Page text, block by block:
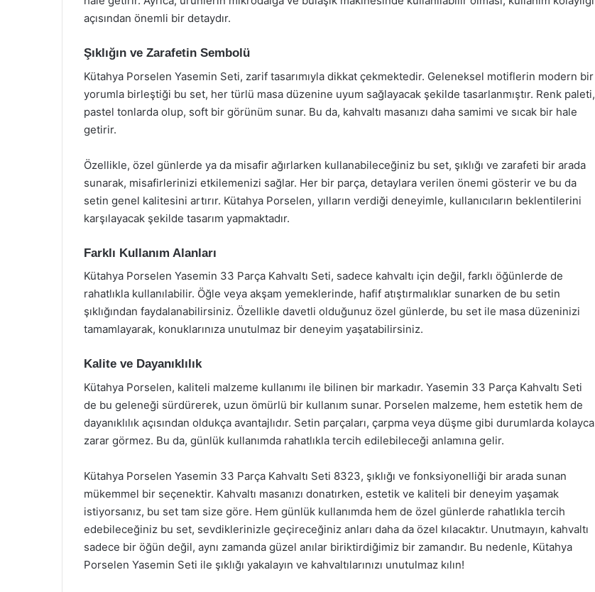
açısından önemli bir detaydır.
Şıklığın ve Zarafetin Sembolü
Kütahya Porselen Yasemin Seti, zarif tasarımıyla dikkat çekmektedir. Geleneksel motiflerin modern bir
yorumla birleştiği bu set, her türlü masa düzenine uyum sağlayacak şekilde tasarlanmıştır. Renk paleti,
pastel tonlarda olup, soft bir görünüm sunar. Bu da, kahvaltı masanızı daha samimi ve sıcak bir hale
getirir.
Özellikle, özel günlerde ya da misafir ağırlarken kullanabileceğiniz bu set, şıklığı ve zarafeti bir arada
sunarak, misafirlerinizi etkilemenizi sağlar. Her bir parça, detaylara verilen önemi gösterir ve bu da
setin genel kalitesini artırır. Kütahya Porselen, yılların verdiği deneyimle, kullanıcıların beklentilerini
karşılayacak şekilde tasarım yapmaktadır.
Farklı Kullanım Alanları
Kütahya Porselen Yasemin 33 Parça Kahvaltı Seti, sadece kahvaltı için değil, farklı öğünlerde de
rahatlıkla kullanılabilir. Öğle veya akşam yemeklerinde, hafif atıştırmalıklar sunarken de bu setin
şıklığından faydalanabilirsiniz. Özellikle davetli olduğunuz özel günlerde, bu set ile masa düzeninizi
tamamlayarak, konuklarınıza unutulmaz bir deneyim yaşatabilirsiniz.
Kalite ve Dayanıklılık
Kütahya Porselen, kaliteli malzeme kullanımı ile bilinen bir markadır. Yasemin 33 Parça Kahvaltı Seti
de bu geleneği sürdürerek, uzun ömürlü bir kullanım sunar. Porselen malzeme, hem estetik hem de
dayanıklılık açısından oldukça avantajlıdır. Setin parçaları, çarpma veya düşme gibi durumlarda kolayca
zarar görmez. Bu da, günlük kullanımda rahatlıkla tercih edilebileceği anlamına gelir.
Kütahya Porselen Yasemin 33 Parça Kahvaltı Seti 8323, şıklığı ve fonksiyonelliği bir arada sunan
mükemmel bir seçenektir. Kahvaltı masanızı donatırken, estetik ve kaliteli bir deneyim yaşamak
istiyorsanız, bu set tam size göre. Hem günlük kullanımda hem de özel günlerde rahatlıkla tercih
edebileceğiniz bu set, sevdiklerinizle geçireceğiniz anları daha da özel kılacaktır. Unutmayın, kahvaltı
sadece bir öğün değil, aynı zamanda güzel anılar biriktirdiğimiz bir zamandır. Bu nedenle, Kütahya
Porselen Yasemin Seti ile şıklığı yakalayın ve kahvaltılarınızı unutulmaz kılın!